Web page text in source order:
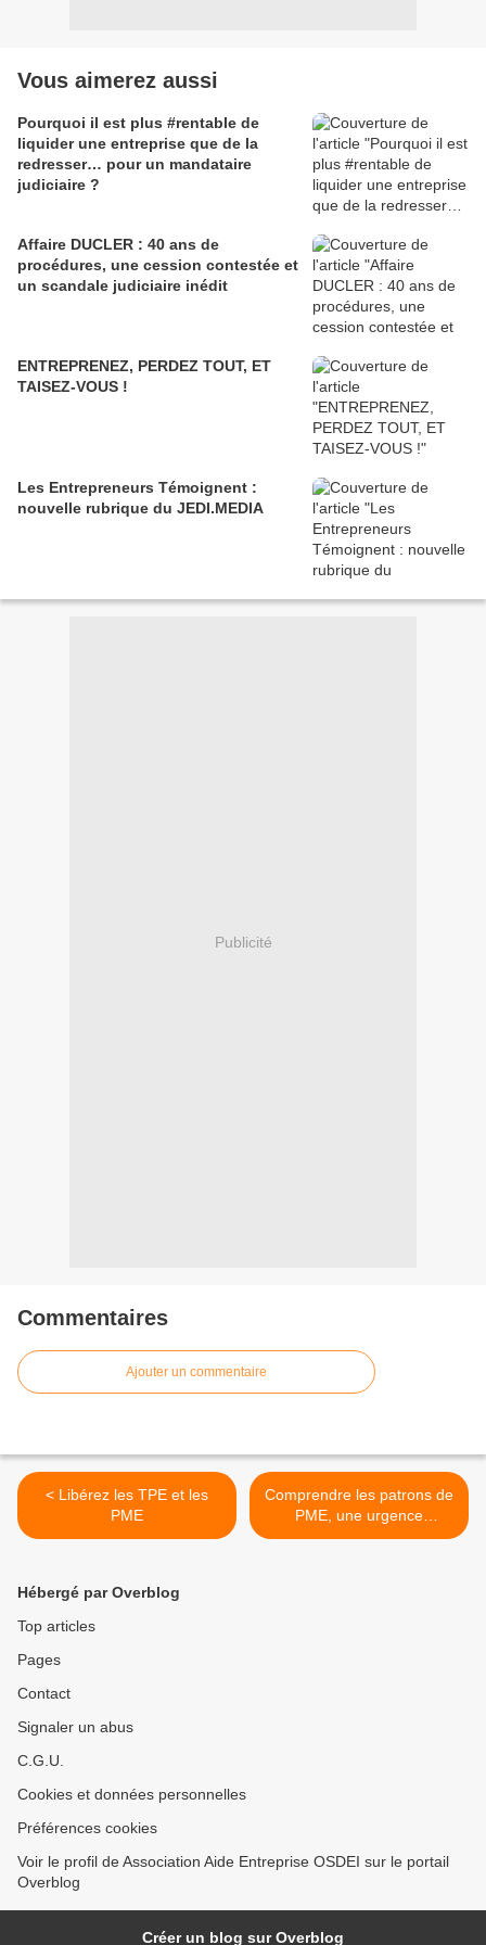
Vous aimerez aussi
Pourquoi il est plus #rentable de
liquider une entreprise que de la
redresser… pour un mandataire
judiciaire ?
Affaire DUCLER : 40 ans de
procédures, une cession contestée et
un scandale judiciaire inédit
ENTREPRENEZ, PERDEZ TOUT, ET
TAISEZ-VOUS !
Les Entrepreneurs Témoignent :
nouvelle rubrique du JEDI.MEDIA
Publicité
Commentaires
Ajouter un commentaire
< Libérez les TPE et les
PME
Comprendre les patrons de
PME, une urgence
nationale >
Hébergé par Overblog
Top articles
Pages
Contact
Signaler un abus
C.G.U.
Cookies et données personnelles
Préférences cookies
Voir le profil de Association Aide Entreprise OSDEI sur le portail
Overblog
Créer un blog sur Overblog